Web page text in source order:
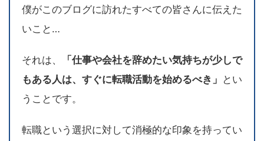
僕がこのブログに訪れたすべての皆さんに伝えた
いこと…
それは、
「仕事や会社を辞めたい気持ちが少しで
もある人は、すぐに転職活動を始めるべき」 とい
うことです。
転職という選択に対して消極的な印象を持ってい